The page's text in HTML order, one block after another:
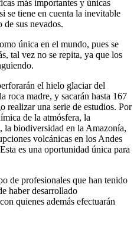
más importantes y únicas
se tiene en cuenta la inevitable
de sus nevados.
única en el mundo, pues se
tal vez no se repita, ya que los
el hielo glaciar del
roca madre, y sacarán hasta 167
realizar una serie de estudios. Por
de la atmósfera, la
la biodiversidad en la Amazonía,
volcánicas en los Andes
es una oportunidad única para
de profesionales que han tenido
haber desarrollado
quienes además efectuarán